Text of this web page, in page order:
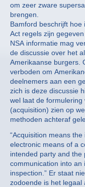
om zeer zware
brengen.
Bamford beschrijft
Act regels zijn
NSA informatie mag
de discussie over het
Amerikaanse burgers.
verboden om
deelnemers aan een
zich is deze discussie
wel laat de
(acquisition) zien op
methoden achteraf
“Acquisition means
electronic means of a
intended party and
communication into an
inspection.” Er staat
zodoende is het legaal